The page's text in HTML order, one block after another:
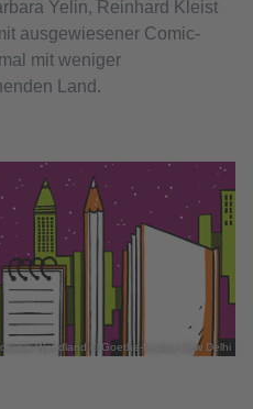
Yelin, Reinhard Kleist
ausgewiesener Comic-
mit weniger
Land.
Wendland © Goethe-Institut New Delhi